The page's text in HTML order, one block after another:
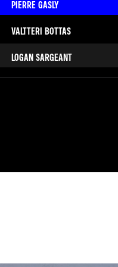
PIERRE GASLY
VALTTERI BOTTAS
LOGAN SARGEANT